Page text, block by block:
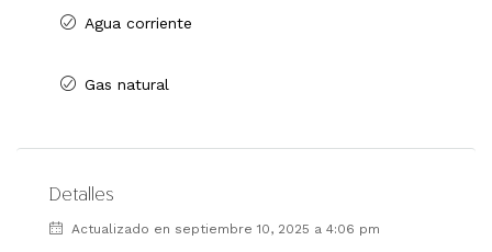
Agua corriente
Gas natural
Detalles
Actualizado en septiembre 10, 2025 a 4:06 pm